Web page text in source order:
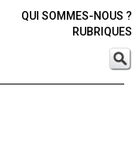
QUI SOMMES-NOUS ?
RUBRIQUES